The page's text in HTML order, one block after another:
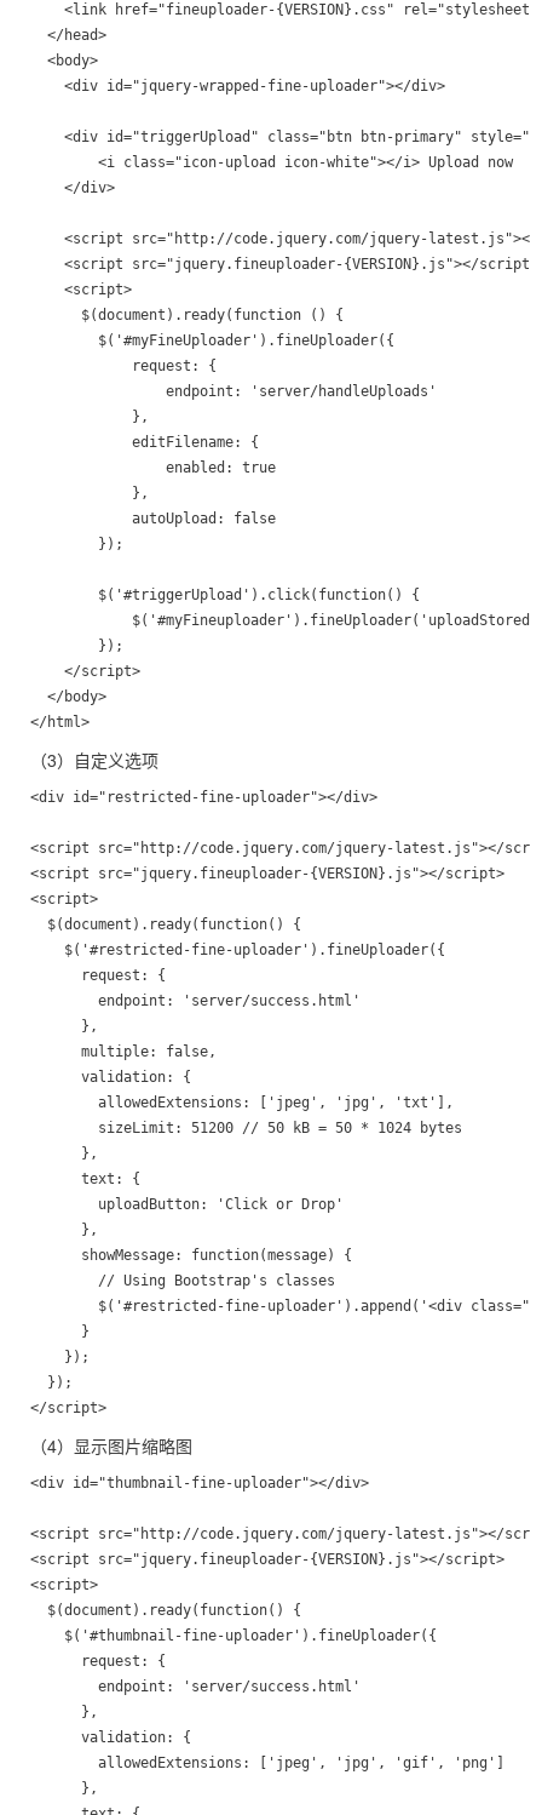
<link href="fineuploader-{VERSION}.css"
  </head>
  <body>
    <div id="jquery-wrapped-fine-uploader"></div>
<div id="triggerUpload" class="btn btn-primary"
        <i class="icon-upload icon-white"></i> Upload now
    </div>
<script src="http://code.jquery.com/jquery-
    <script src="jquery.fineuploader-{VERSION}.js"></script>
    <script>
      $(document).ready(function () {
        $('#myFineUploader').fineUploader({
            request: {
                endpoint: 'server/handleUploads'
            },
            editFilename: {
                enabled: true
            },
            autoUpload: false
        });
        $('#triggerUpload').click(function() {
        });
    </script>
  </body>
（3）自定义选项
<div id="restricted-fine-uploader"></div>
<script src="http://code.jquery.com/jquery-latest.js"></
<script src="jquery.fineuploader-{VERSION}.js"></script>
<script>
  $(document).ready(function() {
    $('#restricted-fine-uploader').fineUploader({
      request: {
        endpoint: 'server/success.html'
      },
      multiple: false,
      validation: {
        allowedExtensions: ['jpeg', 'jpg', 'txt'],
        sizeLimit: 51200 // 50 kB = 50 * 1024 bytes
      },
      text: {
        uploadButton: 'Click or Drop'
      },
      showMessage: function(message) {
        // Using Bootstrap's classes
$('#restricted-fine-uploader').append('<div
      }
    });
  });
（4）显示图片缩略图
<div id="thumbnail-fine-uploader"></div>
<script src="http://code.jquery.com/jquery-latest.js"></
<script src="jquery.fineuploader-{VERSION}.js"></script>
<script>
  $(document).ready(function() {
    $('#thumbnail-fine-uploader').fineUploader({
      request: {
        endpoint: 'server/success.html'
      },
      validation: {
        allowedExtensions: ['jpeg', 'jpg', 'gif', 'png']
      },